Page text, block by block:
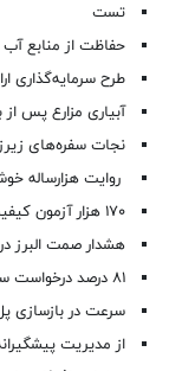
تست
حفاظت از منابع
طرح سرمایه‌گذاری
آبیاری مزارع پس
نجات سفره‌های
روایت هزارساله
۱۷۰ هزار آزمون کیفیت آب و فاضلاب در البرز انجام شد
هشدار صمت البرز
۸۱ درصد درخواست‌ سقط جنین قانونی مجوز گرفت
سرعت در بازسازی
از مدیریت